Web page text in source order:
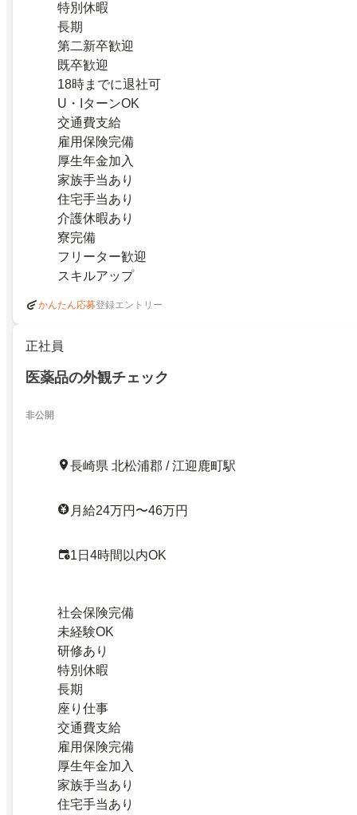
特別休暇
長期
第二新卒歓迎
既卒歓迎
18時までに退社可
U・IターンOK
交通費支給
雇用保険完備
厚生年金加入
家族手当あり
住宅手当あり
介護休暇あり
寮完備
フリーター歓迎
スキルアップ
かんたん応募登録エントリー
正社員
医薬品の外観チェック
非公開
長崎県 北松浦郡 / 江迎鹿町駅
月給24万円〜46万円
1日4時間以内OK
社会保険完備
未経験OK
研修あり
特別休暇
長期
座り仕事
交通費支給
雇用保険完備
厚生年金加入
家族手当あり
住宅手当あり